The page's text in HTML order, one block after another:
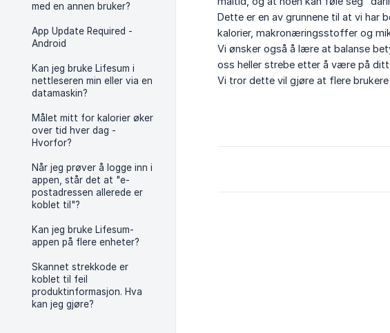
med en annen bruker?
App Update Required -
Android
Kan jeg bruke Lifesum i
nettleseren min eller via en
datamaskin?
Målet mitt for kalorier øker
over tid hver dag -
Hvorfor?
Når jeg prøver å logge inn i
appen, står det at "e-
postadressen allerede er
koblet til"?
Kan jeg bruke Lifesum-
appen på flere enheter?
Skannet strekkode er
koblet til feil
produktinformasjon. Hva
kan jeg gjøre?
Dette er en av grunnene til at vi har
kalorier, makronæringsstoffer og
Vi ønsker også å lære at balanse
oss heller strebe etter å være på
Vi tror dette vil gjøre at flere